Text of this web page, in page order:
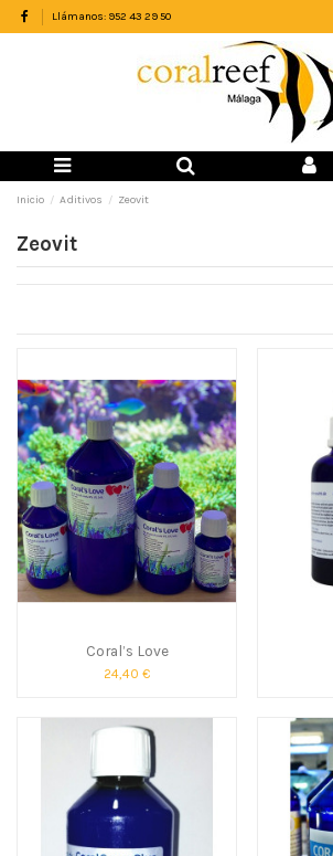
Llámanos: 952 43 29 50
Inicio Aditivos Zeovit
Zeovit
Coral’s Love
24,40 €